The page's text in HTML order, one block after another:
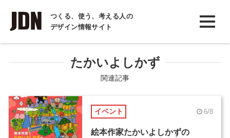
つくる、使う、考える人の
デザイン情報サイト
INTERVIEW
インタビュー
REPORT
COLUMN
コラム
たかいよしかず
関連記事
イベント 6/8
絵本作家たかいよしかずの